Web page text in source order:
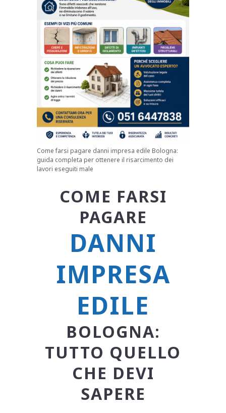
Come farsi pagare danni impresa edile Bologna:
guida completa per ottenere il risarcimento dei
lavori eseguiti male
COME FARSI
PAGARE
DANNI
IMPRESA
EDILE
BOLOGNA:
TUTTO QUELLO
CHE DEVI
SAPERE